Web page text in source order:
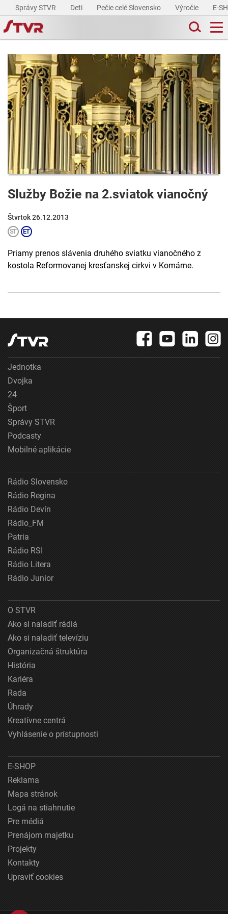
Správy STVR Deti Pečie celé Slovensko Výročie E-
Služby Božie na 2.sviatok vianočný
Štvrtok 26.12.2013
Priamy prenos slávenia druhého sviatku vianočného z
kostola Reformovanej kresťanskej cirkvi v Komárne.
Jednotka
Dvojka
24
Šport
Správy STVR
Podcasty
Mobilné aplikácie
Rádio Slovensko
Rádio Regina
Rádio Devín
Rádio_FM
Patria
Rádio RSI
Rádio Litera
Rádio Junior
O STVR
Ako si naladiť rádiá
Ako si naladiť televíziu
Organizačná štruktúra
História
Kariéra
Rada
Úhrady
Kreatívne centrá
Vyhlásenie o prístupnosti
E-SHOP
Reklama
Mapa stránok
Logá na stiahnutie
Pre médiá
Prenájom majetku
Projekty
Kontakty
Upraviť cookies